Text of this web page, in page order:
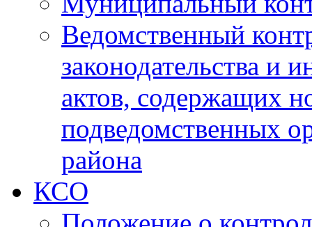
Ведомственный
законодательства и
актов, содержащих
подведомственных
района
КСО